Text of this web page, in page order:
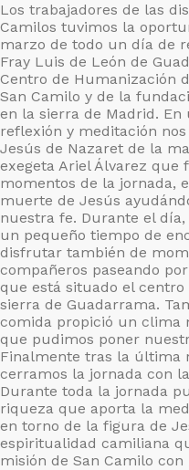
Los trabajadores de las
Camilos tuvimos la
marzo de todo un día de
Fray Luis de León de
Centro de Humanización
San Camilo y de la
en la sierra de Madrid.
reflexión y meditación
Jesús de Nazaret de la
exegeta Ariel Álvarez
momentos de la jornada,
muerte de Jesús
nuestra fe. Durante el
un pequeño tiempo de
disfrutar también de
compañeros paseando
que está situado el
sierra de Guadarrama.
comida propició un clima
que pudimos poner
Finalmente tras la última
cerramos la jornada con
Durante toda la jornada
riqueza que aporta la
en torno de la figura de
espiritualidad camiliana
misión de San Camilo